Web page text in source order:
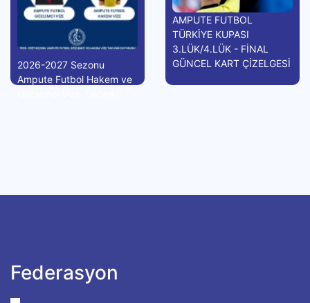
2026-2027 Sezonu
Ampute Futbol Hakem ve
AMPUTE FUTBOL
TÜRKİYE KUPASI
3.LÜK/4.LÜK - FİNAL
GÜNCEL KART ÇİZELGESİ
Federasyon